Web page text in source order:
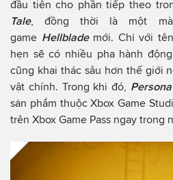
đầu tiên cho phần tiếp theo
Tale, đồng thời là một
game Hellblade mới. Chỉ với
hẹn sẽ có nhiều pha hành
cũng khai thác sâu hơn thế giới
vật chính. Trong khi đó,
sản phẩm thuộc Xbox Game
trên Xbox Game Pass ngay trong